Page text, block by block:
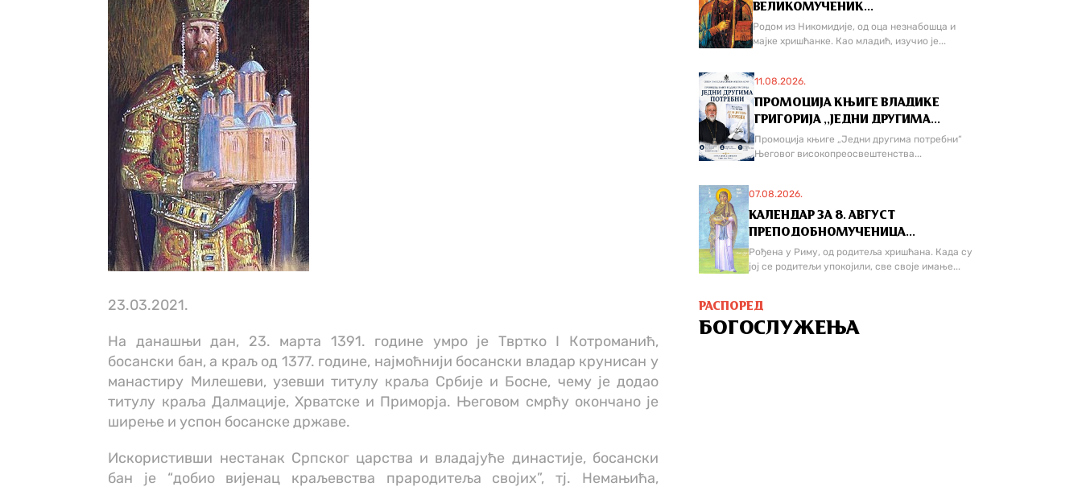
23.03.2021.
На данашњи дан, 23. марта 1391. године умро је Твртко I Котроманић,
босански бан, а краљ од 1377. године, најмоћнији босански владар крунисан у
манастиру Милешеви, узевши титулу краља Србије и Босне, чему је додао
титулу краља Далмације, Хрватске и Приморја. Његовом смрћу окончано је
ширење и успон босанске државе.
Искористивши нестанак Српског царства и владајуће династије, босански
бан је “добио вијенац краљевства прародитеља својих”, тј. Немањића,
ВЕЛИКОМУЧЕНИК...
Родом из Никомидије, од оца незнабошца и
мајке хришћанке. Као младић, изучио је...
11.08.2026.
ПРОМОЦИЈА КЊИГЕ ВЛАДИКЕ
ГРИГОРИЈА ,,ЈЕДНИ ДРУГИМА...
Промоција књиге „Једни другима потребни“
Његовог високопреосвештенства...
07.08.2026.
КАЛЕНДАР ЗА 8. АВГУСТ
ПРЕПОДОБНОМУЧЕНИЦА...
Рођена у Риму, од родитеља хришћана. Када су
јој се родитељи упокојили, све своје имање...
РАСПОРЕД
БОГОСЛУЖЕЊА